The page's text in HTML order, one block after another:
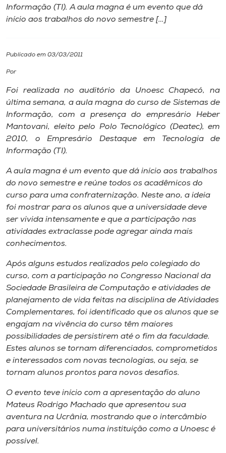
I.nova
Diplomados
CPA
Biblioteca
Editora
Rádio
Museu
Unoesc
Store
Selecione
o idioma
A+
Informação (TI). A aula magna é um evento que dá
início aos trabalhos do novo semestre […]
Publicado em 03/03/2011
Por
Foi realizada no auditório da Unoesc Chapecó, na
última semana, a aula magna do curso de Sistemas de
Informação, com a presença do empresário Heber
Mantovani, eleito pelo Polo Tecnológico (Deatec), em
2010, o Empresário Destaque em Tecnologia de
Informação (TI).
A aula magna é um evento que dá início aos trabalhos
do novo semestre e reúne todos os acadêmicos do
curso para uma confraternização. Neste ano, a ideia
foi mostrar para os alunos que a universidade deve
ser vivida intensamente e que a participação nas
atividades extraclasse pode agregar ainda mais
conhecimentos.
Após alguns estudos realizados pelo colegiado do
curso, com a participação no Congresso Nacional da
Sociedade Brasileira de Computação e atividades de
planejamento de vida feitas na disciplina de Atividades
Complementares, foi identificado que os alunos que se
engajam na vivência do curso têm maiores
possibilidades de persistirem até o fim da faculdade.
Estes alunos se tornam diferenciados, comprometidos
e interessados com novas tecnologias, ou seja, se
tornam alunos prontos para novos desafios.
O evento teve início com a apresentação do aluno
Mateus Rodrigo Machado que apresentou sua
aventura na Ucrânia, mostrando que o intercâmbio
para universitários numa instituição como a Unoesc é
possível.